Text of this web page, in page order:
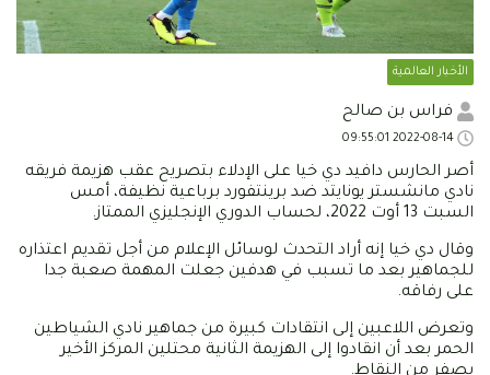
الأخبار العالمية
فراس بن صالح
أصر الحارس دافيد دي خيا على الإدلاء بتصريح عقب هزيمة فريقه
نادي مانشستر يونايتد ضد برينتفورد برباعية نظيفة، أمس
السبت 13 أوت 2022، لحساب الدوري الإنجليزي الممتاز.
وقال دي خيا إنه أراد التحدث لوسائل الإعلام من أجل تقديم اعتذاره
للجماهير بعد ما تسبب في هدفين جعلت المهمة صعبة جدا
على رفاقه.
وتعرض اللاعبين إلى انتقادات كبيرة من جماهير نادي الشياطين
الحمر بعد أن انقادوا إلى الهزيمة الثانية محتلين المركز الأخير